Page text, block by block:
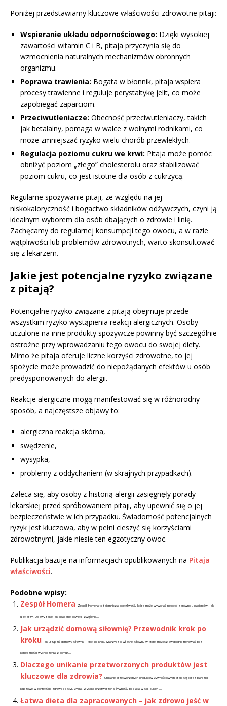
Poniżej przedstawiamy kluczowe właściwości zdrowotne pitaji:
Wspieranie układu odpornościowego: Dzięki wysokiej
zawartości witamin C i B, pitaja przyczynia się do
wzmocnienia naturalnych mechanizmów obronnych
organizmu.
Poprawa trawienia: Bogata w błonnik, pitaja wspiera
procesy trawienne i reguluje perystaltykę jelit, co może
zapobiegać zaparciom.
Przeciwutleniacze: Obecność przeciwutleniaczy, takich
jak betalainy, pomaga w walce z wolnymi rodnikami, co
może zmniejszać ryzyko wielu chorób przewlekłych.
Regulacja poziomu cukru we krwi: Pitaja może pomóc
obniżyć poziom „złego” cholesterolu oraz stabilizować
poziom cukru, co jest istotne dla osób z cukrzycą.
Regularne spożywanie pitaji, ze względu na jej
niskokaloryczność i bogactwo składników odżywczych, czyni ją
idealnym wyborem dla osób dbających o zdrowie i linię.
Zachęcamy do regularnej konsumpcji tego owocu, a w razie
wątpliwości lub problemów zdrowotnych, warto skonsultować
się z lekarzem.
Jakie jest potencjalne ryzyko związane
z pitają?
Potencjalne ryzyko związane z pitają obejmuje przede
wszystkim ryzyko wystąpienia reakcji alergicznych. Osoby
uczulone na inne produkty spożywcze powinny być szczególnie
ostrożne przy wprowadzaniu tego owocu do swojej diety.
Mimo że pitaja oferuje liczne korzyści zdrowotne, to jej
spożycie może prowadzić do niepożądanych efektów u osób
predysponowanych do alergii.
Reakcje alergiczne mogą manifestować się w różnorodny
sposób, a najczęstsze objawy to:
alergiczna reakcja skórna,
swędzenie,
wysypka,
problemy z oddychaniem (w skrajnych przypadkach).
Zaleca się, aby osoby z historią alergii zasięgnęły porady
lekarskiej przed spróbowaniem pitaji, aby upewnić się o jej
bezpieczeństwie w ich przypadku. Świadomość potencjalnych
ryzyk jest kluczowa, aby w pełni cieszyć się korzyściami
zdrowotnymi, jakie niesie ten egzotyczny owoc.
Publikacja bazuje na informacjach opublikowanych na Pitaja
właściwości.
Podobne wpisy:
Zespół Homera
Zespół Homera to tajemnicza dolegliwość, która może wywołać niepokój zarówno u pacjentów, jak i
u lekarzy. Objawy takie jak opadanie powieki, zwężenie...
Jak urządzić domową siłownię? Przewodnik krok po
kroku
Jak urządzić domową siłownię – krok po kroku Marzysz o własnej siłowni, w której możesz swobodnie trenować bez
konieczności wychodzenia z domu?...
Dlaczego unikanie przetworzonych produktów jest
kluczowe dla zdrowia?
Unikanie przetworzonych produktów żywnościowych staje się coraz bardziej
kluczowe w kontekście zdrowego stylu życia. Wysoko przetworzona żywność, bogata w sól, cukier i...
Łatwa dieta dla zapracowanych – jak zdrowo jeść w